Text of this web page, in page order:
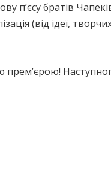
п’єсу братів
(від ідеї,
прем’єрою!